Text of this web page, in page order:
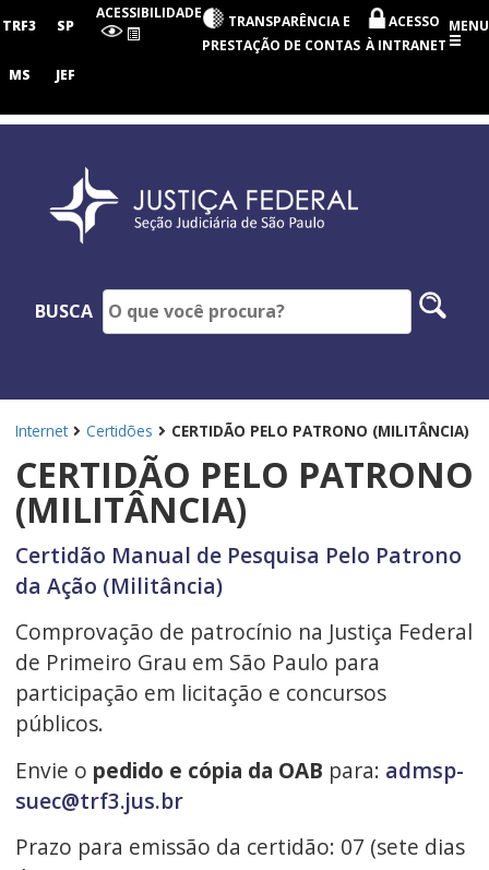
Judiciária
Paulo
TRF3 SP
MS JEF
ACESSIBILIDADE
TRANSPARÊNCIA E
PRESTAÇÃO DE CONTAS
ACESSO
À INTRANET
MENU
BUSCA
Internet Certidões CERTIDÃO PELO PATRONO (MILITÂNCIA)
CERTIDÃO PELO PATRONO
(MILITÂNCIA)
Certidão Manual de Pesquisa Pelo Patrono
da Ação (Militância)
Comprovação de patrocínio na Justiça Federal
de Primeiro Grau em São Paulo para
participação em licitação e concursos
públicos.
Envie o pedido e cópia da OAB para: admsp-
suec@trf3.jus.br
Prazo para emissão da certidão: 07 (sete dias